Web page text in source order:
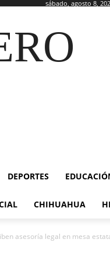
sábado, agosto 8,
DEPORTES
CHIHUAHUA
asesoría legal en mesa